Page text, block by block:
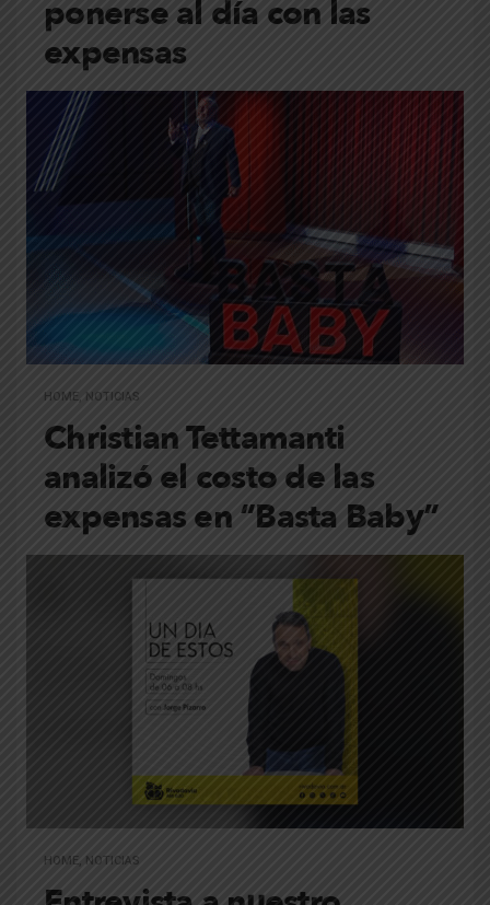
ponerse al día con las
expensas
HOME NOTICIAS
Christian Tettamanti
analizó el costo de las
expensas en “Basta Baby”
HOME, NOTICIAS